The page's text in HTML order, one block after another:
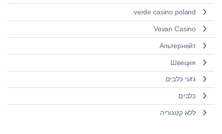
verde casino poland
Vovan Casino
Альтернейт
Швеция
גזעי כלבים
כלבים
ללא קטגוריה